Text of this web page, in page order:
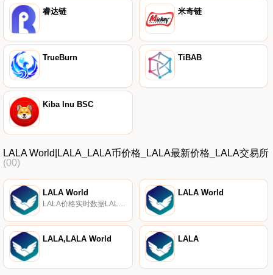
睿达链 米奇链
TrueBurn TiBAB
Kiba Inu BSC
LALA World|LALA_LALA币价格_LALA最新价格_LALA交易所
(00)
LALA World LALA World
LALA,LALA World LALA